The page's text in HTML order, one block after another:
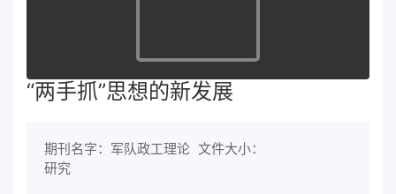
“两手抓”思想的新发展
期刊名字：军队政工理论
研究
文件大小：